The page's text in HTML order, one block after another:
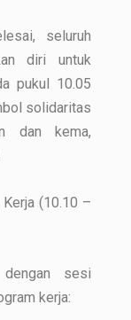
seluruh
diri untuk
pukul 10.05
solidaritas
dan kema,
(10.10 –
sesi
kerja: